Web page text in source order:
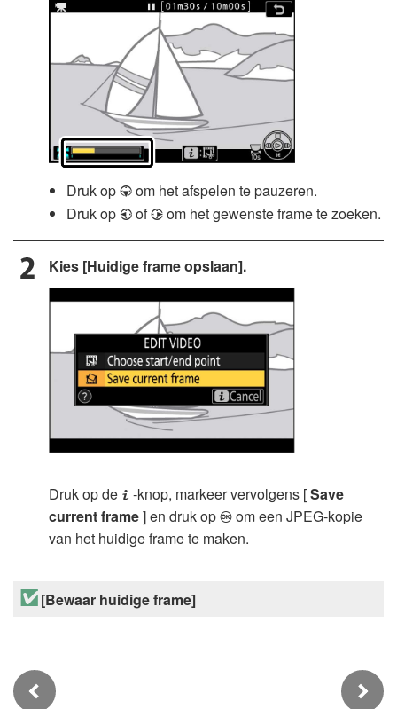
Druk op 3 om het afspelen te pauzeren.
Druk op 4 of2 om het gewenste frame te zoeken.
Kies [Huidige frame opslaan].
Druk op de i -knop, markeer vervolgens [Save
current frame] en druk op J om een JPEG-kopie
van het huidige frame te maken.
[Bewaar huidige frame]